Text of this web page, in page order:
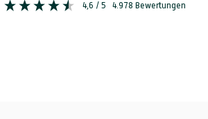
4,6 / 5 4.978 Bewertungen